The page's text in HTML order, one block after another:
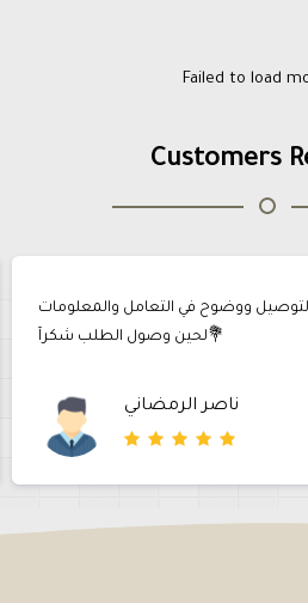
Failed to load
Customers
ووضوح في التعامل والمعلومات
لحين وصول الطلب شكرآ💐
ناصر الرمضاني